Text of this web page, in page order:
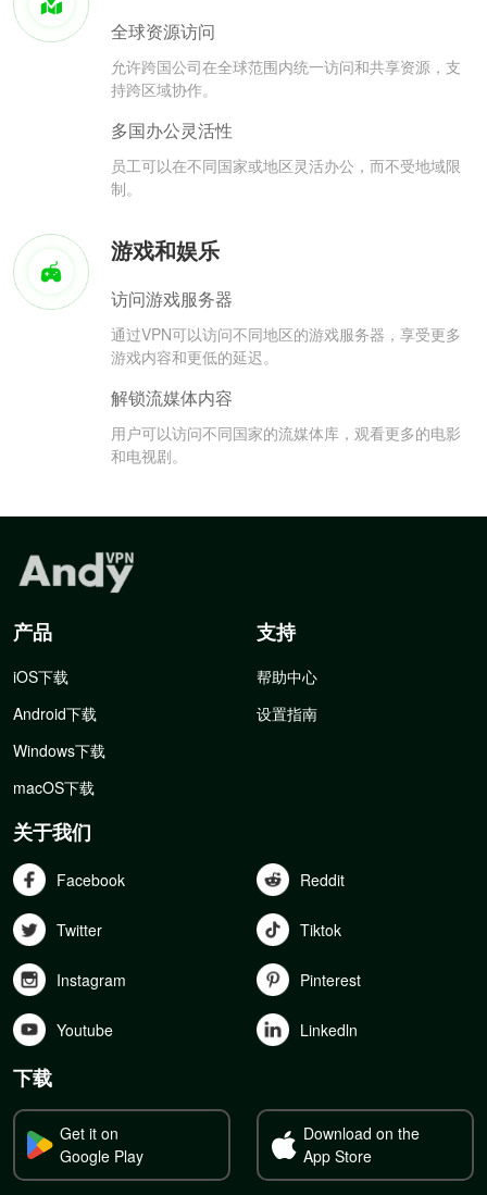
全球资源访问
允许跨国公司在全球范围内统一访问和共享资源，支
持跨区域协作。
多国办公灵活性
员工可以在不同国家或地区灵活办公，而不受地域限
制。
游戏和娱乐
访问游戏服务器
通过VPN可以访问不同地区的游戏服务器，享受更多
游戏内容和更低的延迟。
解锁流媒体内容
用户可以访问不同国家的流媒体库，观看更多的电影
和电视剧。
产品
iOS下载
Android下载
Windows下载
macOS下载
支持
帮助中心
设置指南
关于我们
Facebook Reddit
Twitter Tiktok
Instagram Pinterest
Youtube Linkedln
下载
Get it on
Google Play
Download on the
App Store